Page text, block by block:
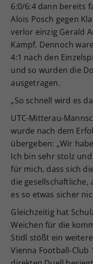
6:0/6:4 dann bereits
Alois Posch gegen
verlor einzig Gerald
Kampf. Dennoch
4:1 nach den
und so wurden die
ausgetragen.
„So schnell wird es
UTC-Mitterau-
wurde nach dem
übergeben: „Wir
Ich bin sehr stolz
für mich, dass sich
die gesellschaftliche,
es so etwas sicher
Gleichzeitig hat
Weichen für die
Stidl stößt ein
Vienna Football-Club